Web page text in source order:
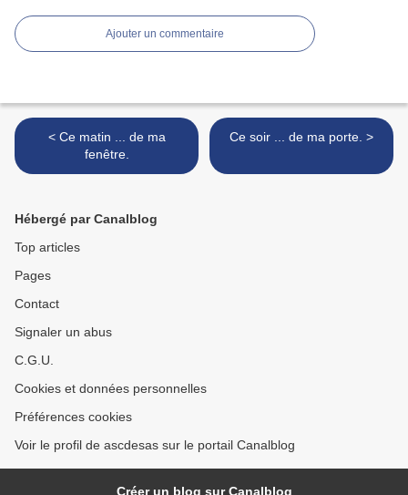
Ajouter un commentaire
< Ce matin ... de ma
fenêtre.
Ce soir ... de ma porte. >
Hébergé par Canalblog
Top articles
Pages
Contact
Signaler un abus
C.G.U.
Cookies et données personnelles
Préférences cookies
Voir le profil de ascdesas sur le portail Canalblog
Créer un blog sur Canalblog